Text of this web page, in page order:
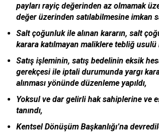
payları rayiç değerinden az olmamak
değer üzerinden satılabilmesine imkan
Salt çoğunluk ile alınan kararın, salt
karara katılmayan maliklere tebliğ
Satış işleminin, satış bedelinin eksik
gerekçesi ile iptali durumunda yargı
alınması yönünde düzenleme yapıldı,
Yoksul ve dar gelirli hak sahiplerine ve
tanındı,
Kentsel Dönüşüm Başkanlığı’na